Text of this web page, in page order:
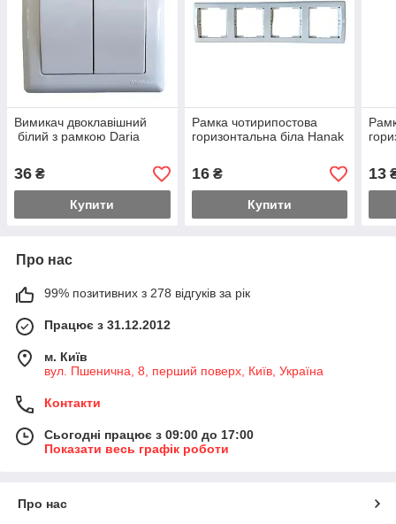
Вимикач двоклавішний
білий з рамкою Daria
36 ₴
Купити
Рамка чотирипостова
горизонтальна біла Hanak
16₴
Купити
13
Про нас
99% позитивних з 278 відгуків за рік
Працює з 31.12.2012
м. Київ
вул. Пшенична, 8, перший поверх, Київ, Україна
Контакти
Сьогодні працює з 09:00 до 17:00
Показати весь графік роботи
Про нас